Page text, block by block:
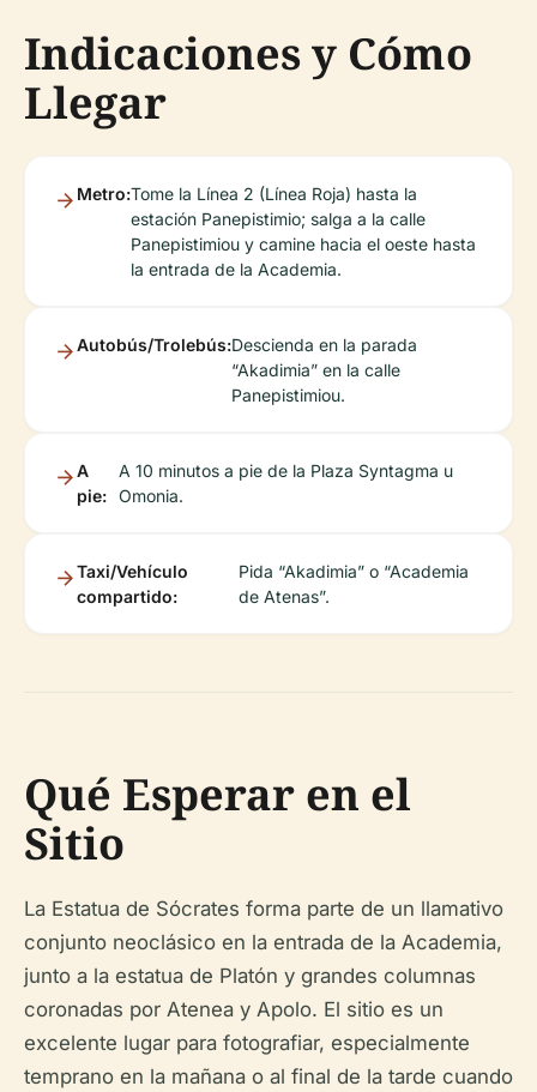
Indicaciones y Cómo
Llegar
Metro:Tome la Línea 2 (Línea Roja) hasta la
estación Panepistimio; salga a la calle
Panepistimiou y camine hacia el oeste hasta
la entrada de la Academia.
Autobús/Trolebús:Descienda en la parada
“Akadimia” en la calle
Panepistimiou.
A
pie:
A 10 minutos a pie de la Plaza Syntagma u
Omonia.
Taxi/Vehículo
compartido:
Pida “Akadimia” o “Academia
de Atenas”.
Qué Esperar en el
Sitio
La Estatua de Sócrates forma parte de un llamativo
conjunto neoclásico en la entrada de la Academia,
junto a la estatua de Platón y grandes columnas
coronadas por Atenea y Apolo. El sitio es un
excelente lugar para fotografiar, especialmente
temprano en la mañana o al final de la tarde cuando